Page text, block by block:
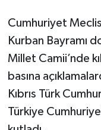
Cumhuriyet
Kurban Bayramı
Millet Camii’nde
basına
Kıbrıs Türk
Türkiye